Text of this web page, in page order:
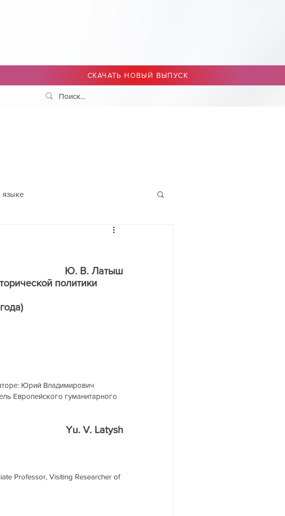
СКАЧАТЬ НОВЫЙ ВЫПУСК
языке
Ю. В. Латыш
политики
Юрий Владимирович
Европейского гуманитарного
Yu. V. Latysh
Professor, Visiting Researcher of